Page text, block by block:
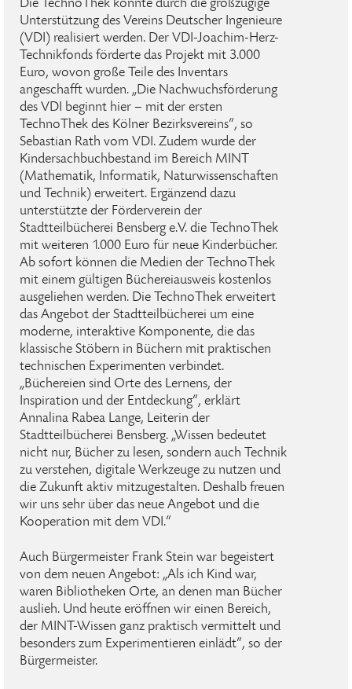
Die TechnoThek konnte durch die großzügige
Unterstützung des Vereins Deutscher Ingenieure
(VDI) realisiert werden. Der VDI-Joachim-Herz-
Technikfonds förderte das Projekt mit 3.000
Euro, wovon große Teile des Inventars
angeschafft wurden. „Die Nachwuchsförderung
des VDI beginnt hier – mit der ersten
TechnoThek des Kölner Bezirksvereins“, so
Sebastian Rath vom VDI. Zudem wurde der
Kindersachbuchbestand im Bereich MINT
(Mathematik, Informatik, Naturwissenschaften
und Technik) erweitert. Ergänzend dazu
unterstützte der Förderverein der
Stadtteilbücherei Bensberg e.V. die TechnoThek
mit weiteren 1.000 Euro für neue Kinderbücher.
Ab sofort können die Medien der TechnoThek
mit einem gültigen Büchereiausweis kostenlos
ausgeliehen werden. Die TechnoThek erweitert
das Angebot der Stadtteilbücherei um eine
moderne, interaktive Komponente, die das
klassische Stöbern in Büchern mit praktischen
technischen Experimenten verbindet.
„Büchereien sind Orte des Lernens, der
Inspiration und der Entdeckung“, erklärt
Annalina Rabea Lange, Leiterin der
Stadtteilbücherei Bensberg. „Wissen bedeutet
nicht nur, Bücher zu lesen, sondern auch Technik
zu verstehen, digitale Werkzeuge zu nutzen und
die Zukunft aktiv mitzugestalten. Deshalb freuen
wir uns sehr über das neue Angebot und die
Kooperation mit dem VDI.“
Auch Bürgermeister Frank Stein war begeistert
von dem neuen Angebot: „Als ich Kind war,
waren Bibliotheken Orte, an denen man Bücher
auslieh. Und heute eröffnen wir einen Bereich,
der MINT-Wissen ganz praktisch vermittelt und
besonders zum Experimentieren einlädt“, so der
Bürgermeister.